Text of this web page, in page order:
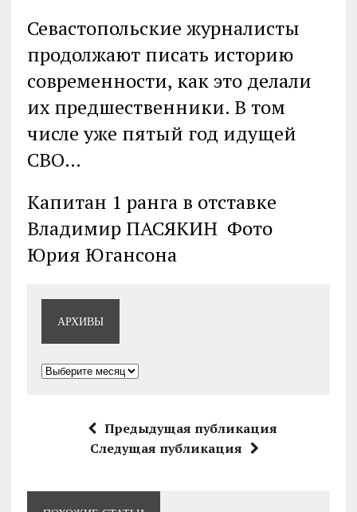
Севастопольские журналисты
продолжают писать историю
современности, как это делали
их предшественники. В том
числе уже пятый год идущей
СВО…
Капитан 1 ранга в отставке
Владимир ПАСЯКИН Фото
Юрия Югансона
АРХИВЫ
Архивы
Предыдущая публикация
Следущая публикация